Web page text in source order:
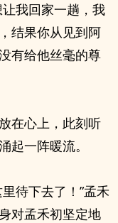
我回家一趟，我
结果你从见到阿
有给他丝毫的尊
在心上，此刻听
起一阵暖流。
待下去了！”孟禾
对孟禾初坚定地